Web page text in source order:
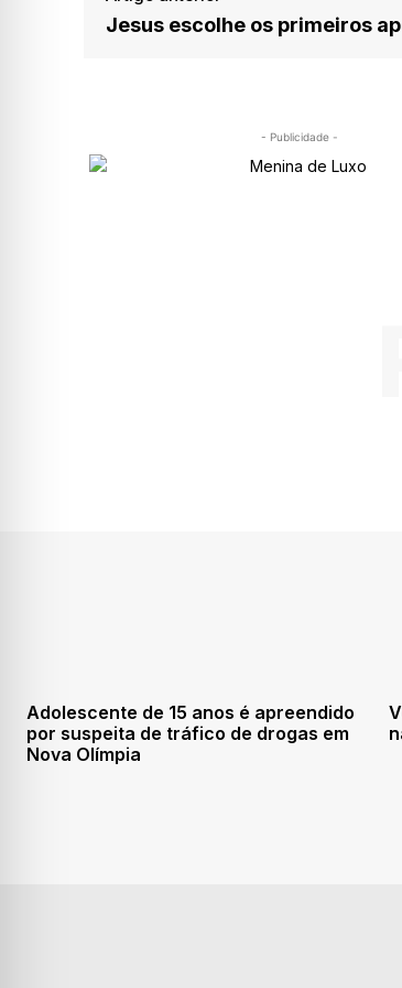
Jesus escolhe os primeiros
- Publicidade -
Adolescente de 15 anos é apreendido
por suspeita de tráfico de drogas em
Nova Olímpia